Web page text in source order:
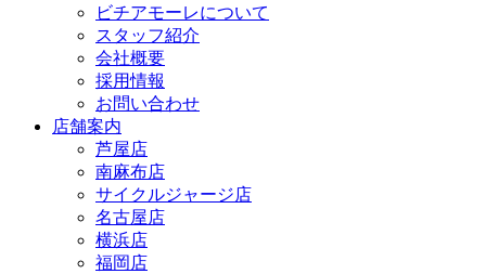
ビチアモーレについて
スタッフ紹介
会社概要
採用情報
お問い合わせ
店舗案内
芦屋店
南麻布店
サイクルジャージ店
名古屋店
横浜店
福岡店